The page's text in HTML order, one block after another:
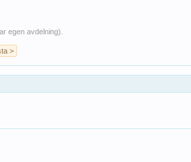
egen avdelning).
>